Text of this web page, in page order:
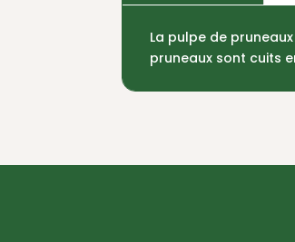
La pulpe de
pruneaux sont cuits